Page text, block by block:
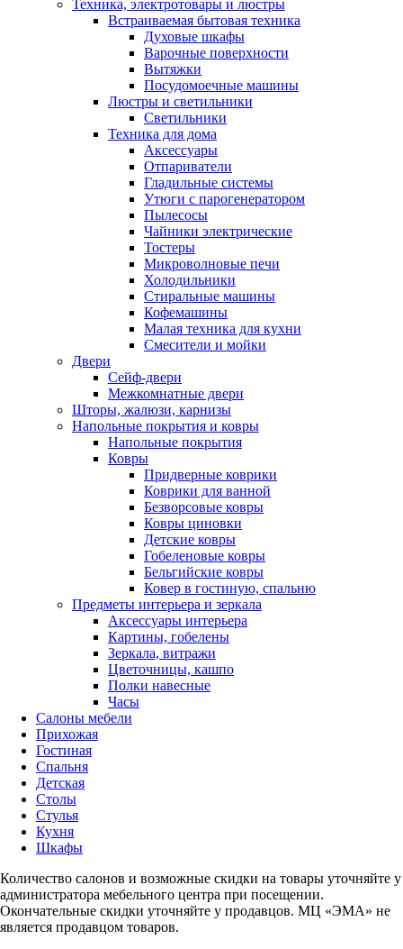
Техника, электротовары и люстры
Встраиваемая бытовая техника
Духовые шкафы
Варочные поверхности
Вытяжки
Посудомоечные машины
Люстры и светильники
Светильники
Техника для дома
Аксессуары
Отпариватели
Гладильные системы
Утюги с парогенератором
Пылесосы
Чайники электрические
Тостеры
Микроволновые печи
Холодильники
Стиральные машины
Кофемашины
Малая техника для кухни
Смесители и мойки
Двери
Сейф-двери
Межкомнатные двери
Шторы, жалюзи, карнизы
Напольные покрытия и ковры
Напольные покрытия
Ковры
Придверные коврики
Коврики для ванной
Безворсовые ковры
Ковры циновки
Детские ковры
Гобеленовые ковры
Бельгийские ковры
Ковер в гостиную, спальню
Предметы интерьера и зеркала
Аксессуары интерьера
Картины, гобелены
Зеркала, витражи
Цветочницы, кашпо
Полки навесные
Часы
Салоны мебели
Прихожая
Гостиная
Спальня
Детская
Столы
Стулья
Кухня
Шкафы
Количество салонов и возможные скидки на товары уточняйте у
администратора мебельного центра при посещении.
Окончательные скидки уточняйте у продавцов. МЦ «ЭМА» не
является продавцом товаров.